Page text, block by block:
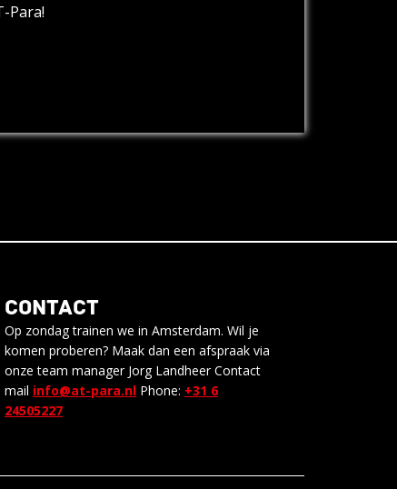
Para!
CONTACT
Op zondag trainen we in Amsterdam. Wil je
komen proberen? Maak dan een afspraak via
onze team manager Jorg Landheer Contact
mail info@at-para.nl Phone: +31 6
24505227